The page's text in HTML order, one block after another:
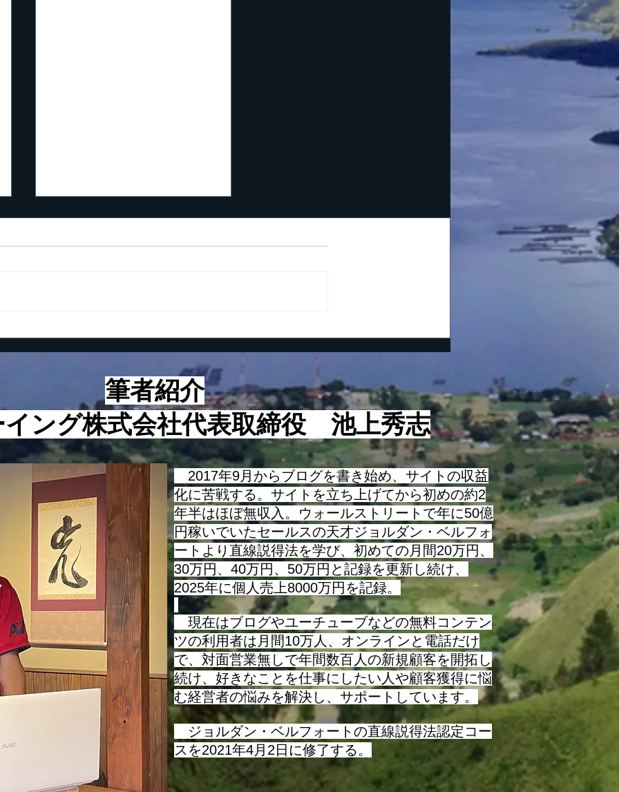
筆者紹介
ング株式会社代表取締役 池上秀志
2017年9月からブログを書き始め、サイトの収益
化に苦戦する。サイトを立ち上げてから初めの約2
年半はほぼ無収入。ウォールストリートで年に50億
円稼いでいたセールスの天才ジョルダン・ベルフォ
ートより直線説得法を学び、初めての月間20万円、
30万円、40万円、50万円と記録を更新し続け、
2025年に個人売上8000万円を記録。
現在はブログやユーチューブなどの無料コンテン
ツの利用者は月間10万人、オンラインと電話だけ
で、対面営業無しで年間数百人の新規顧客を開拓し
続け、好きなことを仕事にしたい人や顧客獲得に悩
む経営者の悩みを解決し、サポートしています。
​ ジョルダン・ベルフォートの直線説得法認定コー
スを2021年4月2日に修了する。